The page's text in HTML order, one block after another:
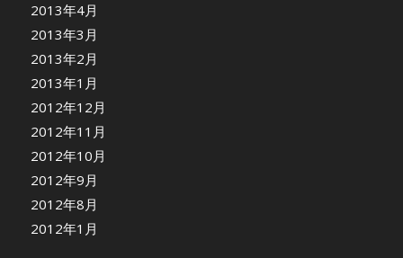
2013年4月
2013年3月
2013年2月
2013年1月
2012年12月
2012年11月
2012年10月
2012年9月
2012年8月
2012年1月